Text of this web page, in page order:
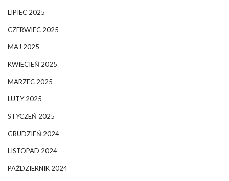
LIPIEC 2025
CZERWIEC 2025
MAJ 2025
KWIECIEŃ 2025
MARZEC 2025
LUTY 2025
STYCZEŃ 2025
GRUDZIEŃ 2024
LISTOPAD 2024
PAŹDZIERNIK 2024